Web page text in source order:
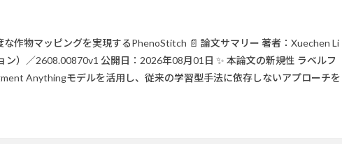
作物マッピングを実現するPhenoStitch 📄 論文サマリー 著者：Xuechen Li
ン）／2608.00870v1 公開日：2026年08月01日 ✨ 本論文の新規性 ラベルフ
Anythingモデルを活用し、従来の学習型手法に依存しないアプローチを